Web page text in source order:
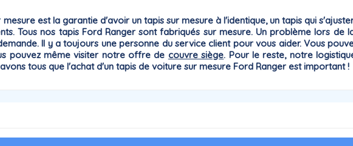
est la garantied'avoir un tapis sur mesure à l'identique, un tapis qui
Tous nos tapis Ford Ranger sont fabriqués sur mesure. Un problème lors
Il y a toujours une personne du service clientpour vous aider. Vous
pouvez même visiter notre offre de couvre siège. Pour le reste, notre
tous que l'achat d'un tapis de voiture sur mesure Ford Ranger est important !